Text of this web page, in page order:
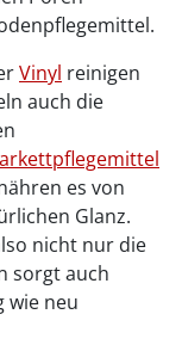
Vinyl reinigen
auch die
es von
Glanz.
nicht nur die
sorgt auch
wie neu